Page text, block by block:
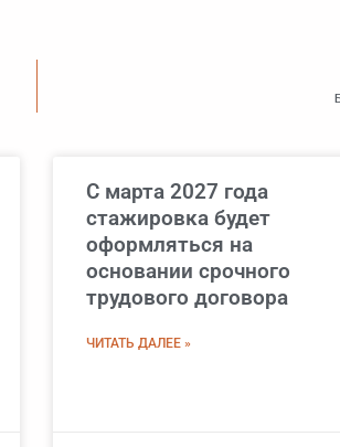
С марта 2027 года
стажировка будет
оформляться на
основании срочного
трудового договора
ЧИТАТЬ ДАЛЕЕ »